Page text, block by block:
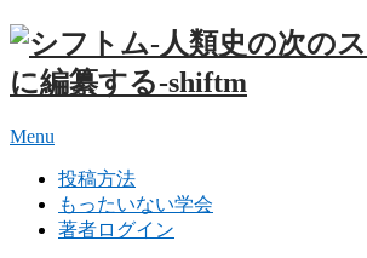
Menu
投稿方法
もったいない学会
著者ログイン